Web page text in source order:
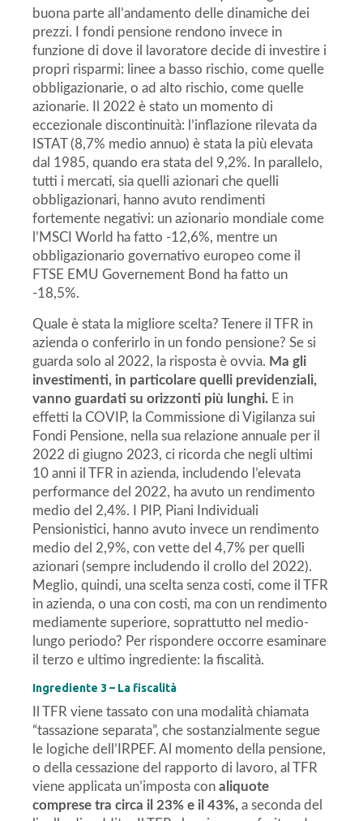
buona parte all’andamento delle dinamiche dei
prezzi. I fondi pensione rendono invece in
funzione di dove il lavoratore decide di investire i
propri risparmi: linee a basso rischio, come quelle
obbligazionarie, o ad alto rischio, come quelle
azionarie. Il 2022 è stato un momento di
eccezionale discontinuità: l’inflazione rilevata da
ISTAT (8,7% medio annuo) è stata la più elevata
dal 1985, quando era stata del 9,2%. In parallelo,
tutti i mercati, sia quelli azionari che quelli
obbligazionari, hanno avuto rendimenti
fortemente negativi: un azionario mondiale come
l’MSCI World ha fatto -12,6%, mentre un
obbligazionario governativo europeo come il
FTSE EMU Governement Bond ha fatto un
-18,5%.
Quale è stata la migliore scelta? Tenere il TFR in
azienda o conferirlo in un fondo pensione? Se si
guarda solo al 2022, la risposta è ovvia. Ma gli
investimenti, in particolare quelli previdenziali,
vanno guardati su orizzonti più lunghi. E in
effetti la COVIP, la Commissione di Vigilanza sui
Fondi Pensione, nella sua relazione annuale per il
2022 di giugno 2023, ci ricorda che negli ultimi
10 anni il TFR in azienda, includendo l’elevata
performance del 2022, ha avuto un rendimento
medio del 2,4%. I PIP, Piani Individuali
Pensionistici, hanno avuto invece un rendimento
medio del 2,9%, con vette del 4,7% per quelli
azionari (sempre includendo il crollo del 2022).
Meglio, quindi, una scelta senza costi, come il TFR
in azienda, o una con costi, ma con un rendimento
mediamente superiore, soprattutto nel medio-
lungo periodo? Per rispondere occorre esaminare
il terzo e ultimo ingrediente: la fiscalità.
Ingrediente 3 – La fiscalità
Il TFR viene tassato con una modalità chiamata
“tassazione separata”, che sostanzialmente segue
le logiche dell’IRPEF. Al momento della pensione,
o della cessazione del rapporto di lavoro, al TFR
viene applicata un’imposta con aliquote
comprese tra circa il 23% e il 43%, a seconda del